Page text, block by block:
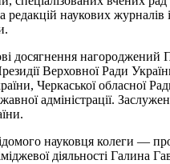
редакцій наукових журналів
досягнення нагороджений
Верховної Ради
Черкаської обласної
адміністрації.
науковця колеги —
діяльності Галина